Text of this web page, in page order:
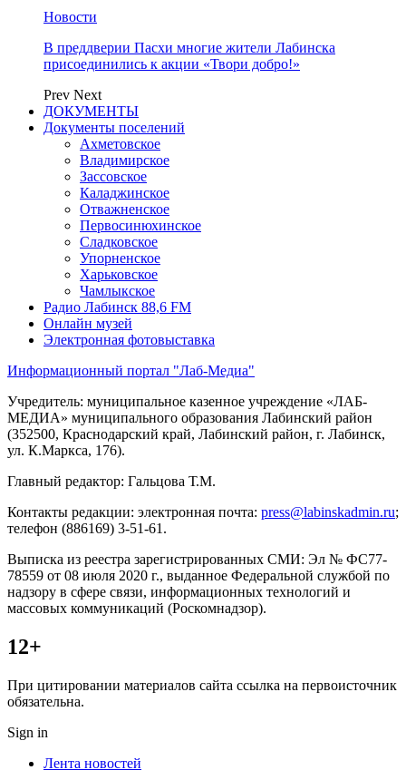
Новости
В преддверии Пасхи многие жители Лабинска
присоединились к акции «Твори добро!»
Prev Next
ДОКУМЕНТЫ
Документы поселений
Ахметовское
Владимирское
Зассовское
Каладжинское
Отважненское
Первосинюхинское
Сладковское
Упорненское
Харьковское
Чамлыкское
Радио Лабинск 88,6 FM
Онлайн музей
Электронная фотовыставка
Информационный портал "Лаб-Медиа"
Учредитель: муниципальное казенное учреждение «ЛАБ-
МЕДИА» муниципального образования Лабинский район
(352500, Краснодарский край, Лабинский район, г. Лабинск,
ул. К.Маркса, 176).
Главный редактор: Гальцова Т.М.
Контакты редакции: электронная почта: press@labinskadmin.ru;
телефон (886169) 3-51-61.
Выписка из реестра зарегистрированных СМИ: Эл № ФС77-
78559 от 08 июля 2020 г., выданное Федеральной службой по
надзору в сфере связи, информационных технологий и
массовых коммуникаций (Роскомнадзор).
12+
При цитировании материалов сайта ссылка на первоисточник
обязательна.
Sign in
Лента новостей